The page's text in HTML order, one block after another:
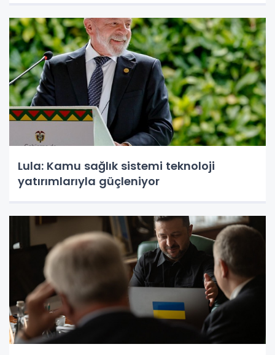
Lula: Kamu sağlık sistemi teknoloji
yatırımlarıyla güçleniyor